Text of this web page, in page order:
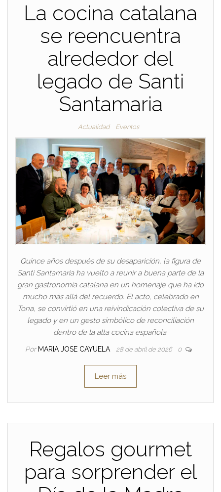
La cocina catalana
se reencuentra
alrededor del
legado de Santi
Santamaria
Actualidad Eventos
Quince años después de su desaparición, la figura de
Santi Santamaria ha vuelto a reunir a buena parte de la
gran gastronomía catalana en un homenaje que ha ido
mucho más allá del recuerdo. El acto, celebrado en
Tona, se convirtió en una reivindicación colectiva de su
legado y en un gesto simbólico de reconciliación
dentro de la alta cocina española.
Por MARIA JOSE CAYUELA 28 de abril de 2026 0
Leer más
Regalos gourmet
para sorprender el